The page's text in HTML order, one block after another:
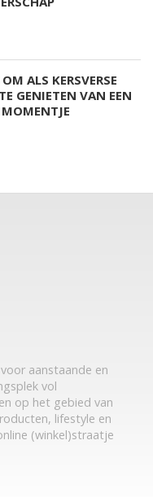
ALS KERSVERSE
GENIETEN VAN EEN
aanstaande en
vol
op het gebied van
lifestyle en
(winkel)straatje